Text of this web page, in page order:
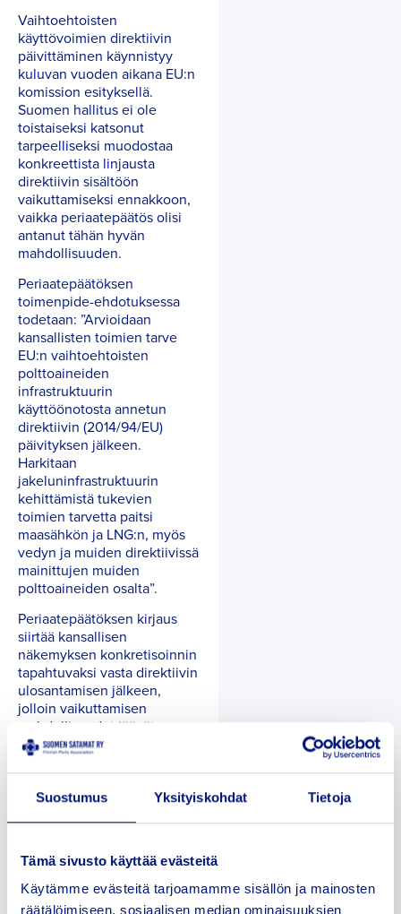
Suostumus Yksityiskohdat Tietoja
Tämä sivusto käyttää evästeitä
Käytämme evästeitä tarjoamamme sisällön ja mainosten
räätälöimiseen, sosiaalisen median ominaisuuksien
Vaihtoehtoisten
käyttövoimien direktiivin
päivittäminen käynnistyy
kuluvan vuoden aikana EU:n
komission esityksellä.
Suomen hallitus ei ole
toistaiseksi katsonut
tarpeelliseksi muodostaa
konkreettista linjausta
direktiivin sisältöön
vaikuttamiseksi ennakkoon,
vaikka periaatepäätös olisi
antanut tähän hyvän
mahdollisuuden.
Periaatepäätöksen
toimenpide-ehdotuksessa
todetaan: ”Arvioidaan
kansallisten toimien tarve
EU:n vaihtoehtoisten
polttoaineiden
infrastruktuurin
käyttöönotosta annetun
direktiivin (2014/94/EU)
päivityksen jälkeen.
Harkitaan
jakeluninfrastruktuurin
kehittämistä tukevien
toimien tarvetta paitsi
maasähkön ja LNG:n, myös
vedyn ja muiden direktiivissä
mainittujen muiden
polttoaineiden osalta”.
Periaatepäätöksen kirjaus
siirtää kansallisen
näkemyksen konkretisoinnin
tapahtuvaksi vasta direktiivin
ulosantamisen jälkeen,
jolloin vaikuttamisen
mahdollisuudet jäävät
pääosin ns. jälkikäteisen
vaikuttamisen varaan.
Suomen Satamaliito ry
peräänkuuluttaa, että
periaatepäätöksessä siihen,
että satamien
maasähköinvestoinneissa
kunnioitetaan